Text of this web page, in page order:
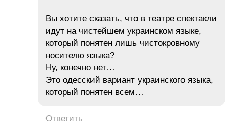
Вы хотите сказать, что в театре спектакли
идут на чистейшем украинском языке,
который понятен лишь чистокровному
носителю языка?
Ну, конечно нет…
Это одесский вариант украинского языка,
который понятен всем…
Ответить